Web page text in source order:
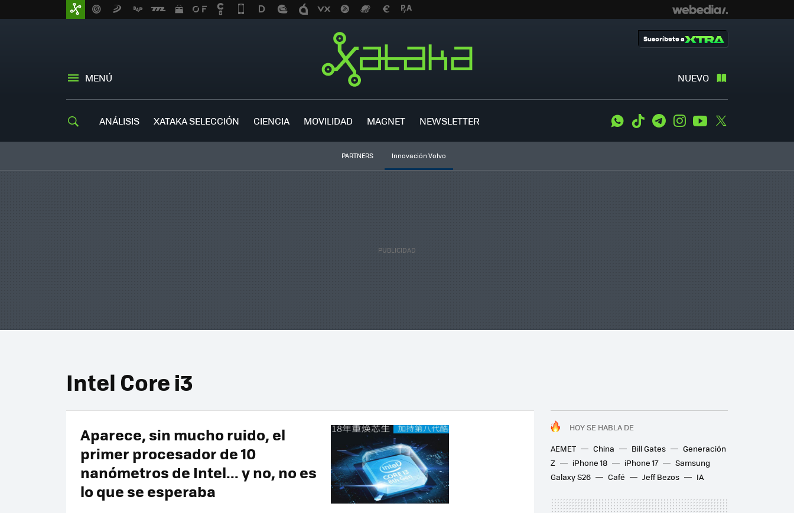
MENÚ NUEVO
Suscríbete a
ANÁLISIS XATAKA SELECCIÓN CIENCIA MOVILIDAD MAGNET NEWSLETTER WhatsApp
Tiktok TelegramInstagramYoutube
PARTNERS Innovación Volvo
Intel Core i3
HOY SE HABLA DE
AEMET
China Bill Gates
Generación
Z
iPhone 18 iPhone 17
Samsung
Galaxy S26
Café Jeff Bezos IA
Aparece, sin mucho ruido, el
primer procesador de 10
nanómetros de Intel... y no, no es
lo que se esperaba